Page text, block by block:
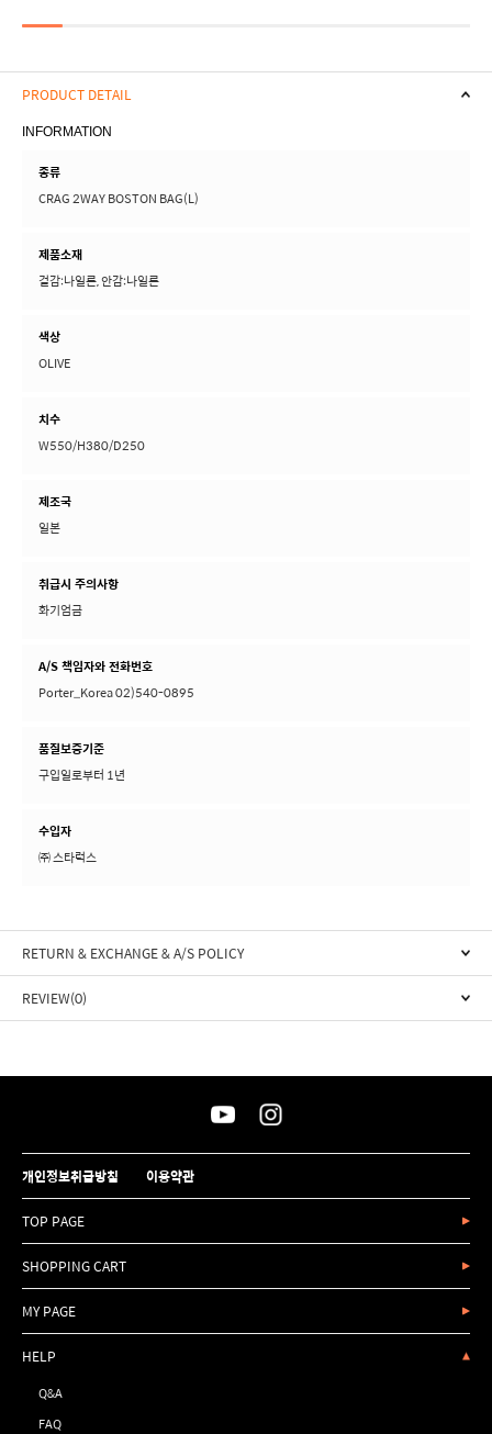
PRODUCT DETAIL
INFORMATION
종류
CRAG 2WAY BOSTON BAG(L)
제품소재
겉감:나일론, 안감:나일론
색상
OLIVE
치수
W550/H380/D250
제조국
일본
취급시 주의사항
화기엄금
A/S 책임자와 전화번호
Porter_Korea 02)540-0895
품질보증기준
구입일로부터 1년
수입자
㈜ 스타럭스
RETURN & EXCHANGE & A/S POLICY
REVIEW(0)
개인정보취급방침 이용약관
TOP PAGE
SHOPPING CART
MY PAGE
HELP
Q&A
FAQ